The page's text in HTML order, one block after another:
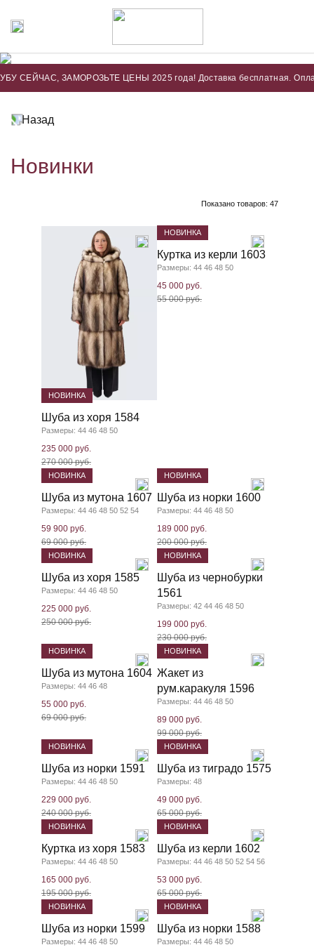
ЗАМОРОЗЬТЕ ЦЕНЫ 2025 года! Доставка бесплатная. Оплата
Назад
Новинки
Показано товаров: 47
НОВИНКА
Шуба из хоря 1584
Размеры: 44 46 48 50
235 000 руб.
270 000 руб.
НОВИНКА
Куртка из керли 1603
Размеры: 44 46 48 50
45 000 руб.
55 000 руб.
НОВИНКА
Шуба из мутона 1607
Размеры: 44 46 48 50 52 54
59 900 руб.
69 000 руб.
НОВИНКА
Шуба из норки 1600
Размеры: 44 46 48 50
189 000 руб.
200 000 руб.
НОВИНКА
Шуба из хоря 1585
Размеры: 44 46 48 50
225 000 руб.
250 000 руб.
НОВИНКА
Шуба из чернобурки
1561
Размеры: 42 44 46 48 50
199 000 руб.
230 000 руб.
НОВИНКА
Шуба из мутона 1604
Размеры: 44 46 48
55 000 руб.
69 000 руб.
НОВИНКА
Жакет из
рум.каракуля 1596
Размеры: 44 46 48 50
89 000 руб.
99 000 руб.
НОВИНКА
Шуба из норки 1591
Размеры: 44 46 48 50
229 000 руб.
240 000 руб.
НОВИНКА
Шуба из тиградо 1575
Размеры: 48
49 000 руб.
65 000 руб.
НОВИНКА
Куртка из хоря 1583
Размеры: 44 46 48 50
165 000 руб.
195 000 руб.
НОВИНКА
Шуба из керли 1602
Размеры: 44 46 48 50 52 54 56
53 000 руб.
65 000 руб.
НОВИНКА
Шуба из норки 1599
Размеры: 44 46 48 50
НОВИНКА
Шуба из норки 1588
Размеры: 44 46 48 50